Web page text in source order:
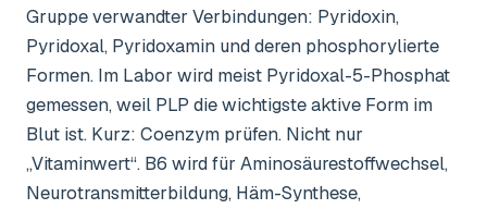
Gruppe verwandter Verbindungen: Pyridoxin,
Pyridoxal, Pyridoxamin und deren phosphorylierte
Formen. Im Labor wird meist Pyridoxal-5-Phosphat
gemessen, weil PLP die wichtigste aktive Form im
Blut ist. Kurz: Coenzym prüfen. Nicht nur
„Vitaminwert“. B6 wird für Aminosäurestoffwechsel,
Neurotransmitterbildung, Häm-Synthese,